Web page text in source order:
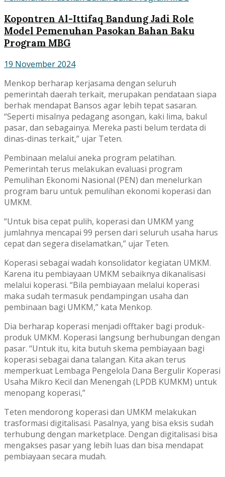
Kopontren Al-Ittifaq Bandung Jadi Role
Model Pemenuhan Pasokan Bahan Baku
Program MBG
19 November 2024
Menkop berharap kerjasama dengan seluruh
pemerintah daerah terkait, merupakan pendataan siapa
berhak mendapat Bansos agar lebih tepat sasaran.
“Seperti misalnya pedagang asongan, kaki lima, bakul
pasar, dan sebagainya. Mereka pasti belum terdata di
dinas-dinas terkait,” ujar Teten.
Pembinaan melalui aneka program pelatihan.
Pemerintah terus melakukan evaluasi program
Pemulihan Ekonomi Nasional (PEN) dan menelurkan
program baru untuk pemulihan ekonomi koperasi dan
UMKM.
“Untuk bisa cepat pulih, koperasi dan UMKM yang
jumlahnya mencapai 99 persen dari seluruh usaha harus
cepat dan segera diselamatkan,” ujar Teten.
Koperasi sebagai wadah konsolidator kegiatan UMKM.
Karena itu pembiayaan UMKM sebaiknya dikanalisasi
melalui koperasi. “Bila pembiayaan melalui koperasi
maka sudah termasuk pendampingan usaha dan
pembinaan bagi UMKM,” kata Menkop.
Dia berharap koperasi menjadi offtaker bagi produk-
produk UMKM. Koperasi langsung berhubungan dengan
pasar. “Untuk itu, kita butuh skema pembiayaan bagi
koperasi sebagai dana talangan. Kita akan terus
memperkuat Lembaga Pengelola Dana Bergulir Koperasi
Usaha Mikro Kecil dan Menengah (LPDB KUMKM) untuk
menopang koperasi,”
Teten mendorong koperasi dan UMKM melakukan
trasformasi digitalisasi. Pasalnya, yang bisa eksis sudah
terhubung dengan marketplace. Dengan digitalisasi bisa
mengakses pasar yang lebih luas dan bisa mendapat
pembiayaan secara mudah.